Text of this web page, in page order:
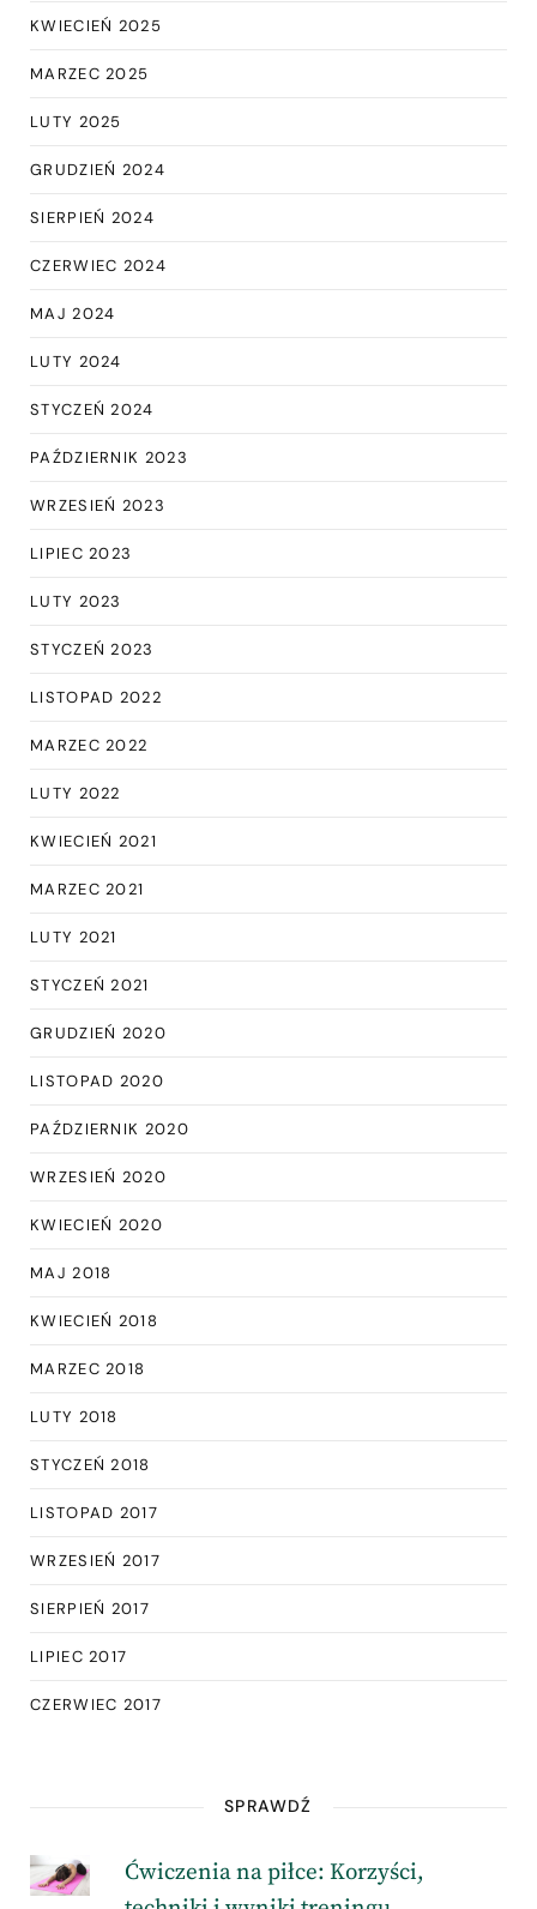
KWIECIEŃ 2025
MARZEC 2025
LUTY 2025
GRUDZIEŃ 2024
SIERPIEŃ 2024
CZERWIEC 2024
MAJ 2024
LUTY 2024
STYCZEŃ 2024
PAŹDZIERNIK 2023
WRZESIEŃ 2023
LIPIEC 2023
LUTY 2023
STYCZEŃ 2023
LISTOPAD 2022
MARZEC 2022
LUTY 2022
KWIECIEŃ 2021
MARZEC 2021
LUTY 2021
STYCZEŃ 2021
GRUDZIEŃ 2020
LISTOPAD 2020
PAŹDZIERNIK 2020
WRZESIEŃ 2020
KWIECIEŃ 2020
MAJ 2018
KWIECIEŃ 2018
MARZEC 2018
LUTY 2018
STYCZEŃ 2018
LISTOPAD 2017
WRZESIEŃ 2017
SIERPIEŃ 2017
LIPIEC 2017
CZERWIEC 2017
SPRAWDŹ
Ćwiczenia na piłce: Korzyści,